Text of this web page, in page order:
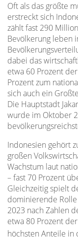
Oft als das größte
erstreckt sich
zählt fast 290
Bevölkerung leben
dabei das
etwa 60 Prozent
Prozent zum
sich auch ein
Die Hauptstadt
wurde im Oktober
Indonesien gehört
großen
Wachstum laut
– fast 70 Prozent
Gleichzeitig spielt
dominierende
2023 nach Zahlen
etwa 80 Prozent
höchsten Anteile in